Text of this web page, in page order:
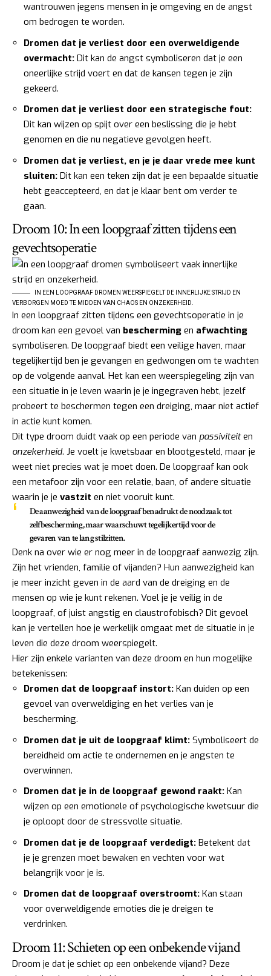
wantrouwen jegens mensen in je omgeving en de angst
om bedrogen te worden.
Dromen dat je verliest door een overweldigende
overmacht: Dit kan de angst symboliseren dat je een
oneerlijke strijd voert en dat de kansen tegen je zijn
gekeerd.
Dromen dat je verliest door een strategische fout:
Dit kan wijzen op spijt over een beslissing die je hebt
genomen en die nu negatieve gevolgen heeft.
Dromen dat je verliest, en je je daar vrede mee kunt
sluiten: Dit kan een teken zijn dat je een bepaalde situatie
hebt geaccepteerd, en dat je klaar bent om verder te
gaan.
Droom 10: In een loopgraaf zitten tijdens een
gevechtsoperatie
IN EEN LOOPGRAAF DROMEN WEERSPIEGELT DE INNERLIJKE STRIJD EN
VERBORGEN MOED TE MIDDEN VAN CHAOS EN ONZEKERHEID.
In een loopgraaf zitten tijdens een gevechtsoperatie in je
droom kan een gevoel van bescherming en afwachting
symboliseren. De loopgraaf biedt een veilige haven, maar
tegelijkertijd ben je gevangen en gedwongen om te wachten
op de volgende aanval. Het kan een weerspiegeling zijn van
een situatie in je leven waarin je je ingegraven hebt, jezelf
probeert te beschermen tegen een dreiging, maar niet actief
in actie kunt komen.
Dit type droom duidt vaak op een periode van passiviteiten
onzekerheid. Je voelt je kwetsbaar en blootgesteld, maar je
weet niet precies wat je moet doen. De loopgraaf kan ook
een metafoor zijn voor een relatie, baan, of andere situatie
waarin je je vastzit en niet vooruit kunt.
De aanwezigheid van de loopgraaf benadrukt de noodzaak tot
zelfbescherming, maar waarschuwt tegelijkertijd voor de
gevaren van te lang stilzitten.
Denk na over wie er nog meer in de loopgraaf aanwezig zijn.
Zijn het vrienden, familie of vijanden? Hun aanwezigheid kan
je meer inzicht geven in de aard van de dreiging en de
mensen op wie je kunt rekenen. Voel je je veilig in de
loopgraaf, of juist angstig en claustrofobisch? Dit gevoel
kan je vertellen hoe je werkelijk omgaat met de situatie in je
leven die deze droom weerspiegelt.
Hier zijn enkele varianten van deze droom en hun mogelijke
betekenissen:
Dromen dat de loopgraaf instort: Kan duiden op een
gevoel van overweldiging en het verlies van je
bescherming.
Dromen dat je uit de loopgraaf klimt: Symboliseert de
bereidheid om actie te ondernemen en je angsten te
overwinnen.
Dromen dat je in de loopgraaf gewond raakt: Kan
wijzen op een emotionele of psychologische kwetsuur die
je oploopt door de stressvolle situatie.
Dromen dat je de loopgraaf verdedigt: Betekent dat
je je grenzen moet bewaken en vechten voor wat
belangrijk voor je is.
Dromen dat de loopgraaf overstroomt: Kan staan
voor overweldigende emoties die je dreigen te
verdrinken.
Droom 11: Schieten op een onbekende vijand
Droom je dat je schiet op een onbekende vijand? Deze